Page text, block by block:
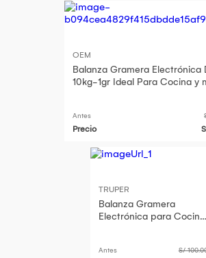
OEM
Balanza Gramera Electrónica
10kg-1gr Ideal Para Cocina y
Antes
Precio
TRUPER
Balanza Gramera
Electrónica para Cocina
Antes S/